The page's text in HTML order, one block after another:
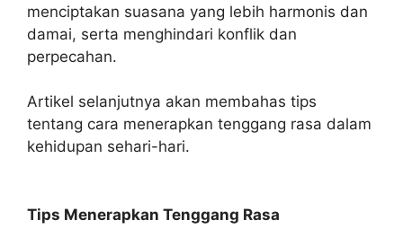
menciptakan suasana yang lebih harmonis dan
damai, serta menghindari konflik dan
perpecahan.
Artikel selanjutnya akan membahas tips
tentang cara menerapkan tenggang rasa dalam
kehidupan sehari-hari.
Tips Menerapkan Tenggang Rasa